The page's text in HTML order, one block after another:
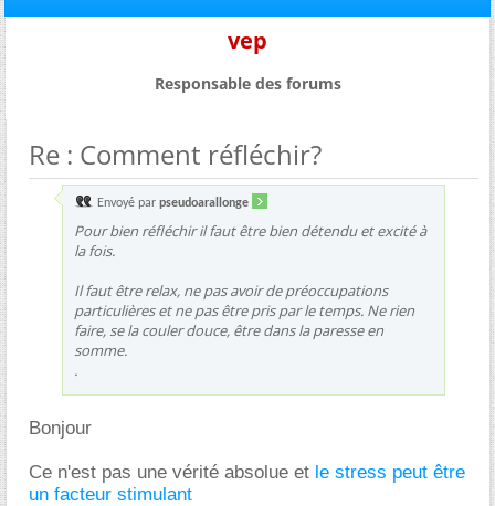
vep
Responsable des forums
Re : Comment réfléchir?
Envoyé par pseudoarallonge
Pour bien réfléchir il faut être bien détendu et excité à
la fois.
Il faut être relax, ne pas avoir de préoccupations
particulières et ne pas être pris par le temps. Ne rien
faire, se la couler douce, être dans la paresse en
somme.
.
Bonjour
Ce n'est pas une vérité absolue et le stress peut être
un facteur stimulant